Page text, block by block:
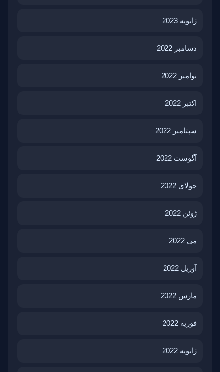
ژانویه 2023
دسامبر 2022
نوامبر 2022
اکتبر 2022
سپتامبر 2022
آگوست 2022
جولای 2022
ژوئن 2022
می 2022
آوریل 2022
مارس 2022
فوریه 2022
ژانویه 2022